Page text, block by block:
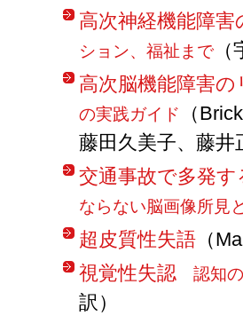
高次神経機能障
ション、福祉まで
高次脳機能障害
の実践ガイド
（
藤田久美子、藤井
交通事故で多発
ならない脳画像所見
超皮質性失語 （
視覚性失認 認知の
訳）